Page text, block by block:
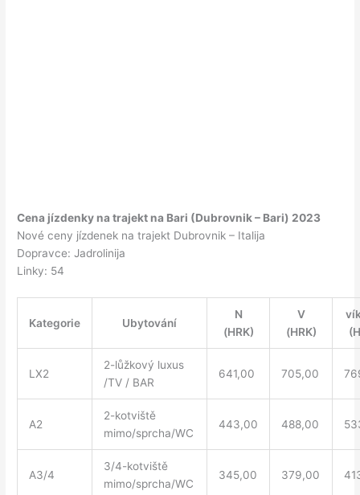
Cena jízdenky na trajekt na Bari (Dubrovnik – Bari) 2023
Nové ceny jízdenek na trajekt Dubrovnik – Italija
Dopravce: Jadrolinija
Linky: 54
Kategorie Ubytování
N
(HRK)
V
(HRK)
LX2
2-lůžkový luxus
/TV / BAR
641,00 705,00
A2
2-kotviště
mimo/sprcha/WC
443,00 488,00
A3/4
3/4-kotviště
mimo/sprcha/WC
345,00 379,00